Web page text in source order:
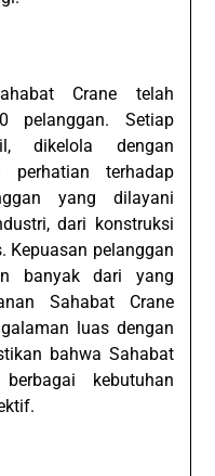
Crane telah
pelanggan. Setiap
dikelola dengan
perhatian terhadap
yang dilayani
dari konstruksi
Kepuasan pelanggan
banyak dari yang
Sahabat Crane
luas dengan
bahwa Sahabat
kebutuhan